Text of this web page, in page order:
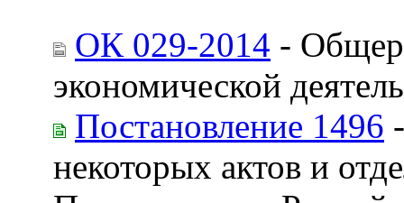
ОК 029-2014 -
экономической
Постановление 1496
некоторых актов и